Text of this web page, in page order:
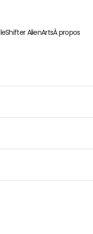
Shifter AlienArtsÀ propos